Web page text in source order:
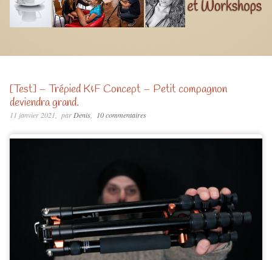
[Test] – Trépied K&F Concept – Petit compagnon
deviendra grand.
11 janvier 2021 parDenis 10 commentaires